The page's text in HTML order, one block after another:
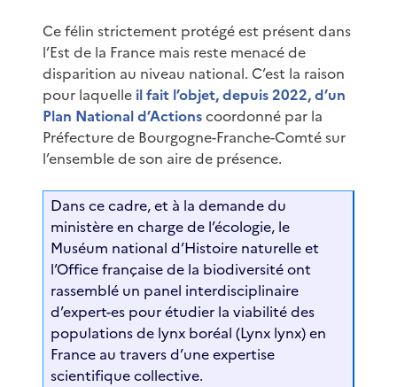
Ce félin strictement protégé est présent dans
l’Est de la France mais reste menacé de
disparition au niveau national. C’est la raison
pour laquelle il fait l’objet, depuis 2022, d’un
Plan National d’Actionscoordonné par la
Préfecture de Bourgogne-Franche-Comté sur
l’ensemble de son aire de présence.
Dans ce cadre, et à la demande du
ministère en charge de l’écologie, le
Muséum national d’Histoire naturelle et
l’Office française de la biodiversité ont
rassemblé un panel interdisciplinaire
d’expert-es pour étudier la viabilité des
populations de lynx boréal (Lynx lynx) en
France au travers d’une expertise
scientifique collective.